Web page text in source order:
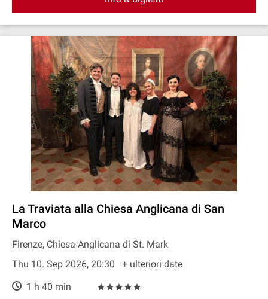
La Traviata alla Chiesa Anglicana di San
Marco
Firenze, Chiesa Anglicana di St. Mark
Thu 10. Sep 2026, 20:30
+ ulteriori date
1 h 40 min